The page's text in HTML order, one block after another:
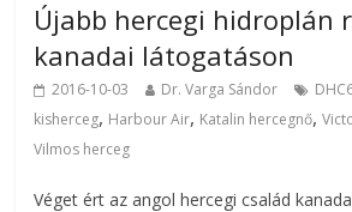
Újabb hercegi hidroplán
kanadai látogatáson
2016-10-03 Dr. Varga Sándor
kisherceg, Harbour Air, Katalin hercegnő,
Vilmos herceg
Véget ért az angol hercegi család